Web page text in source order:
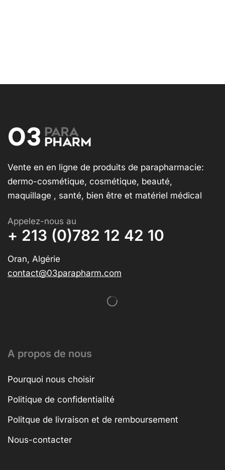
Vente en en ligne de produits de parapharmacie:
dermo-cosmétique, cosmétique, beauté,
maquillage , santé, bien être et matériel médical
Appelez-nous au
+ 213 (0)782 12 42 10
Oran, Algérie
contact@03parapharm.com
A propos de nous
Pourquoi nous choisir
Politique de confidentialité
Politque de livraison et de remboursement
Nous-contacter